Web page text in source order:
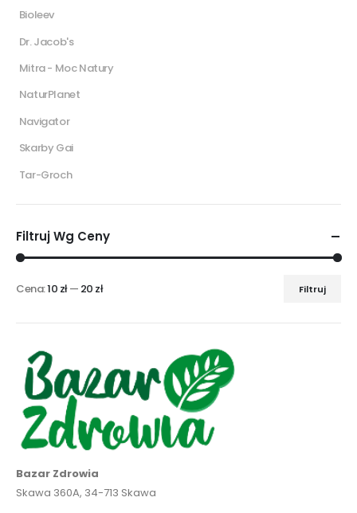
Bioleev
Dr. Jacob's
Mitra - Moc Natury
NaturPlanet
Navigator
Skarby Gai
Tar-Groch
Filtruj Wg Ceny
Filtruj
Cena:10 zł— 20 zł
Bazar Zdrowia
Skawa 360A, 34-713 Skawa